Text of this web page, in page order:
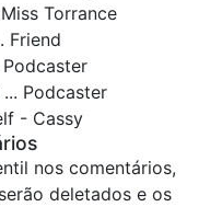
Torrance
Friend
Podcaster
Podcaster
- Cassy
nos comentários,
deletados e os